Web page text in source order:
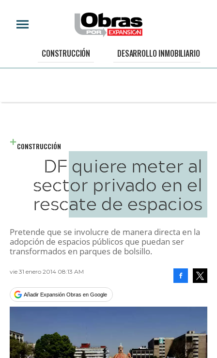
CONSTRUCCIÓN DESARROLLO INMOBILIARIO
CONSTRUCCIÓN
DF quiere meter al
sector privado en el
rescate de espacios
Pretende que se involucre de manera directa en la
adopción de espacios públicos que puedan ser
transformados en parques de bolsillo.
vie 31 enero 2014 08:13 AM
Añadir Expansión Obras en Google